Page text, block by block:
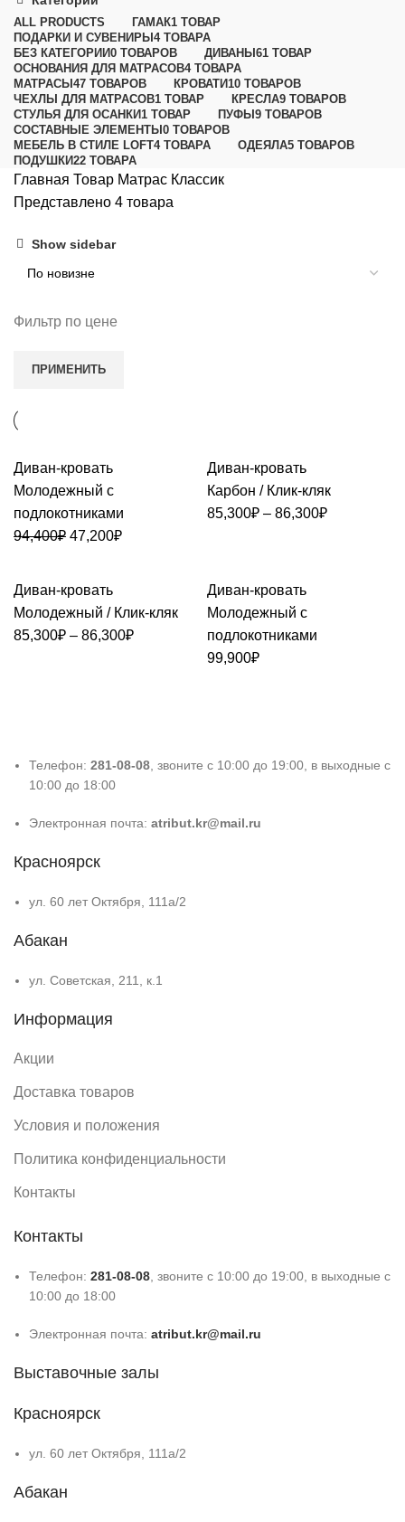
ALL PRODUCTS ГАМАК1 ТОВАР
ПОДАРКИ И СУВЕНИРЫ 4 ТОВАРА
БЕЗ КАТЕГОРИИ0 ТОВАРОВ ДИВАНЫ 61 ТОВАР
ОСНОВАНИЯ ДЛЯ МАТРАСОВ4 ТОВАРА
МАТРАСЫ 47 ТОВАРОВ КРОВАТИ10 ТОВАРОВ
ЧЕХЛЫ ДЛЯ МАТРАСОВ1 ТОВАР КРЕСЛА9 ТОВАРОВ
СТУЛЬЯ ДЛЯ ОСАНКИ1 ТОВАР ПУФЫ 9 ТОВАРОВ
СОСТАВНЫЕ ЭЛЕМЕНТЫ 0 ТОВАРОВ
МЕБЕЛЬ В СТИЛЕ LOFT4 ТОВАРА ОДЕЯЛА5 ТОВАРОВ
ПОДУШКИ22 ТОВАРА
Главная Товар Матрас Классик
Представлено 4 товара
Show sidebar
Фильтр по цене
ПРИМЕНИТЬ
Диван-кровать
Молодежный с
подлокотниками
94,400₽ 47,200₽
Диван-кровать
Карбон / Клик-кляк
85,300₽ – 86,300₽
Диван-кровать
Молодежный / Клик-кляк
85,300₽ – 86,300₽
Диван-кровать
Молодежный с
подлокотниками
99,900₽
Телефон: 281-08-08, звоните с 10:00 до 19:00, в выходные с
10:00 до 18:00
Электронная почта: atribut.kr@mail.ru
Красноярск
ул. 60 лет Октября, 111а/2
Абакан
ул. Советская, 211, к.1
Информация
Акции
Доставка товаров
Условия и положения
Политика конфиденциальности
Контакты
Контакты
Телефон: 281-08-08, звоните с 10:00 до 19:00, в выходные с
10:00 до 18:00
Электронная почта: atribut.kr@mail.ru
Выставочные залы
Красноярск
ул. 60 лет Октября, 111а/2
Абакан